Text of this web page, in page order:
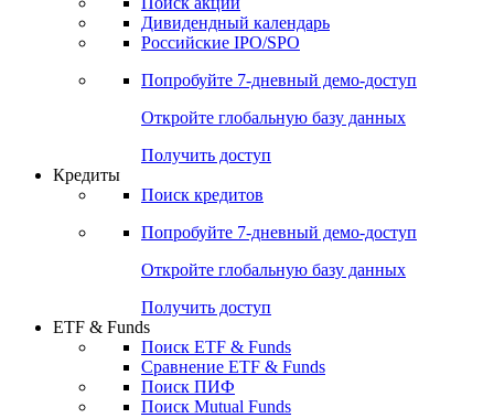
Дивидендный календарь
Российские IPO/SPO
Попробуйте 7-дневный демо-доступ
Откройте глобальную базу данных
Получить доступ
Кредиты
Поиск кредитов
Попробуйте 7-дневный демо-доступ
Откройте глобальную базу данных
Получить доступ
ETF & Funds
Поиск ETF & Funds
Сравнение ETF & Funds
Поиск ПИФ
Поиск Mutual Funds